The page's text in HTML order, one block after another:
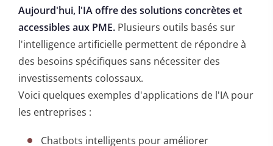
Aujourd'hui, l'IA offre des solutions concrètes et
accessibles aux PME. Plusieurs outils basés sur
l'intelligence artificielle permettent de répondre à
des besoins spécifiques sans nécessiter des
investissements colossaux.
Voici quelques exemples d'applications de l'IA pour
les entreprises :
Chatbots intelligents pour améliorer